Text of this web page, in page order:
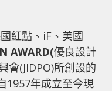
紅點、iF、美國
AWARD(優良設計
會(JIDPO)所創設的
1957年成立至今現